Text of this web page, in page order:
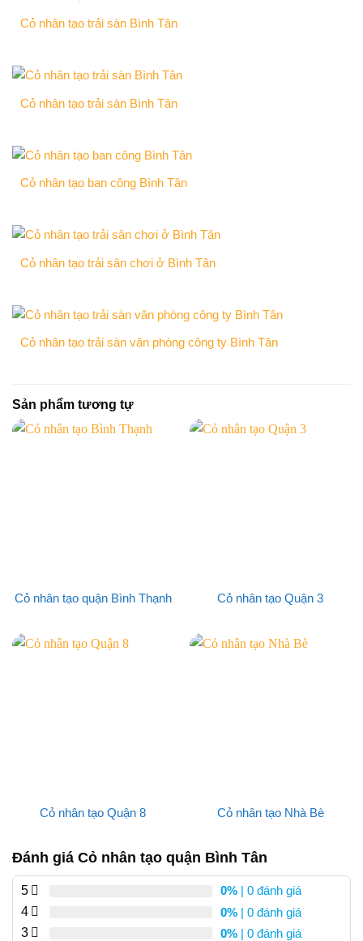
Cỏ nhân tạo trải sàn Bình Tân
Cỏ nhân tạo trải sàn Bình Tân
Cỏ nhân tạo ban công Bình Tân
Cỏ nhân tạo trải sân chơi ở Bình Tân
Cỏ nhân tạo trải sàn văn phòng công ty Bình Tân
Sản phẩm tương tự
Cỏ nhân tạo quận Bình Thạnh Cỏ nhân tạo Quận 3
Cỏ nhân tạo Quận 8 Cỏ nhân tạo Nhà Bè
Đánh giá Cỏ nhân tạo quận Bình Tân
5 0% | 0 đánh giá
4
0% | 0 đánh giá
3
0% | 0 đánh giá